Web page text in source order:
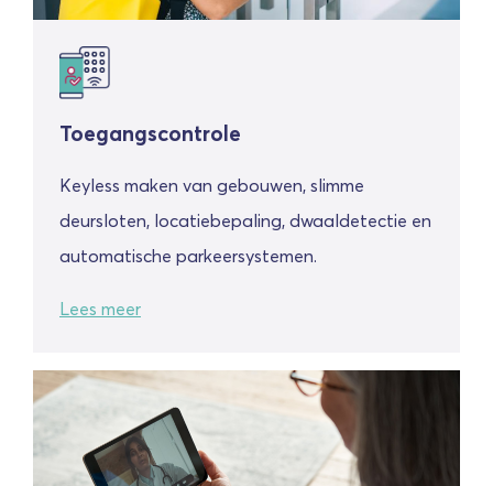
Toegangscontrole
Keyless maken van gebouwen, slimme
deursloten, locatiebepaling, dwaaldetectie en
automatische parkeersystemen.
Lees meer